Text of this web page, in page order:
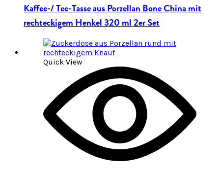
Kaffee-/ Tee-Tasse aus Porzellan Bone China mit
rechteckigem Henkel 320 ml 2er Set
Quick View